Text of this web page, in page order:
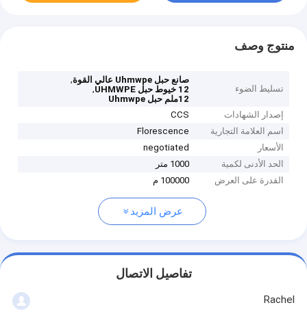
منتوج وصف
تسليط الضوء
صانع حبل Uhmwpe عالي القوة
,
12 خيوط حبل UHMWPE
,
12ملم حبل Uhmwpe
إصدار الشهادات
CCS
اسم العلامة التجارية
Florescence
الأسعار
negotiated
الحد الأدنى لكمية
1000 متر
القدرة على العرض
100000 م
عرض المزيد
تفاصيل الاتصال
Rachel